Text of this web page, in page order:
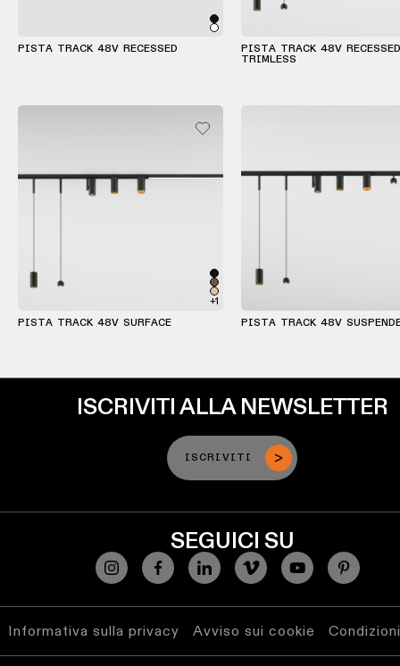
Warm
Dim
PISTA TRACK 48V RECESSED
PISTA TRACK 48V RECESSED
TRIMLESS
+1
PISTA TRACK 48V SURFACE PISTA TRACK 48V
ISCRIVITI ALLA NEWSLETTER
ISCRIVITI
SEGUICI SU
Informativa sulla privacy Avviso sui cookie